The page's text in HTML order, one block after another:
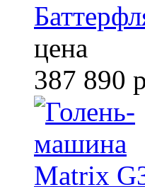
цена
387 890 р